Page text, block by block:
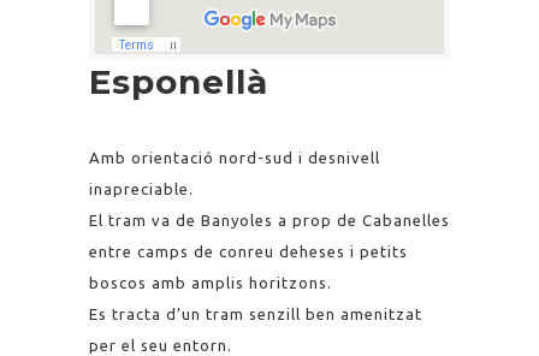
Esponellà
Amb orientació nord-sud i desnivell
inapreciable.
El tram va de Banyoles a prop de Cabanelles
entre camps de conreu deheses i petits
boscos amb amplis horitzons.
Es tracta d’un tram senzill ben amenitzat
per el seu entorn.